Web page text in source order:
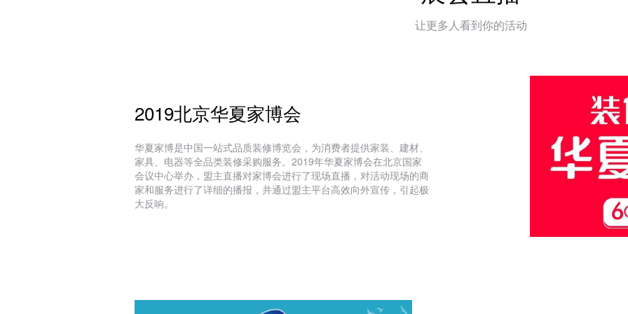
让更多人看到你的活动
2019北京华夏家博会
华夏家博是中国一站式品质装修博览会，为消费者提供家装、建材、
家具、电器等全品类装修采购服务。2019年华夏家博会在北京国家
会议中心举办，盟主直播对家博会进行了现场直播，对活动现场的商
家和服务进行了详细的播报，并通过盟主平台高效向外宣传，引起极
大反响。